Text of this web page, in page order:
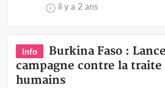
il y a 2 ans
Info
Burkina Faso :
campagne contre la traite
humains